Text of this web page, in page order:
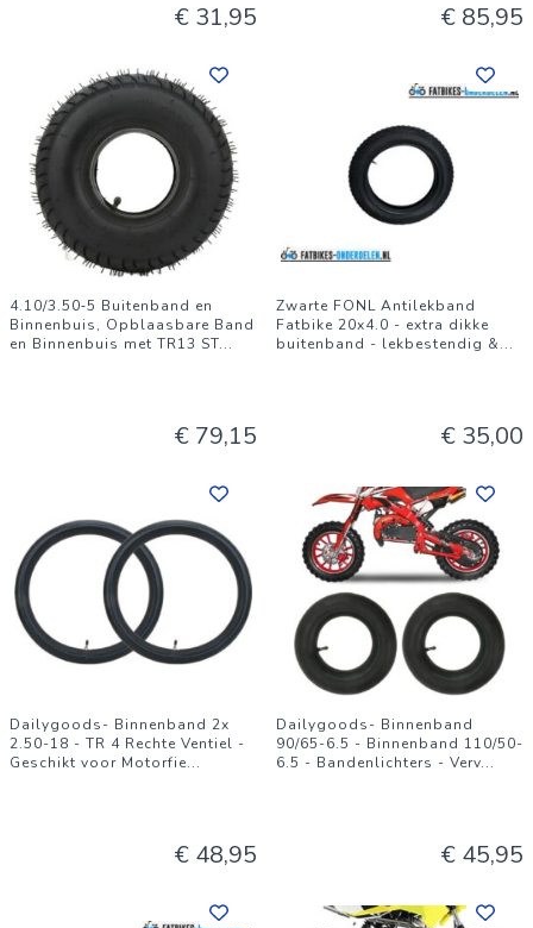
€ 31,95 € 85,95
4.10/3.50‑5 Buitenband en
Binnenbuis, Opblaasbare Band
en Binnenbuis met TR13 ST...
€ 79,15
Zwarte FONL Antilekband
Fatbike 20x4.0 - extra dikke
buitenband - lekbestendig &...
€ 35,00
Dailygoods- Binnenband 2x
2.50-18 - TR 4 Rechte Ventiel -
Geschikt voor Motorfie...
€ 48,95
Dailygoods- Binnenband
90/65-6.5 - Binnenband 110/50-
6.5 - Bandenlichters - Verv...
€ 45,95